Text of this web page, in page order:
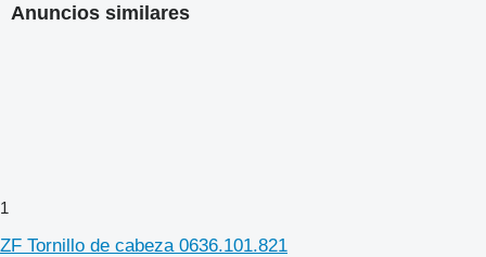
Anuncios similares
1
ZF Tornillo de cabeza 0636.101.821